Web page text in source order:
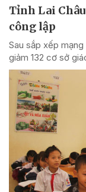
Tỉnh Lai
công lập
Sau sắp xếp
giảm 132 cơ sở